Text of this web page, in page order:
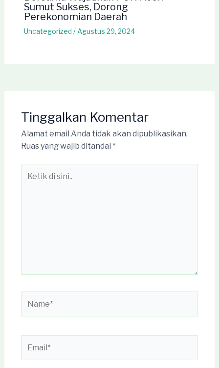
Sumut Sukses, Dorong
Perekonomian Daerah
Uncategorized / Agustus 29, 2024
Tinggalkan Komentar
Alamat email Anda tidak akan dipublikasikan.
Ruas yang wajib ditandai *